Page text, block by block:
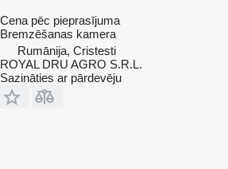
Cena pēc pieprasījuma
Bremzēšanas kamera
Rumānija, Cristesti
ROYAL DRU AGRO S.R.L.
Sazināties ar pārdevēju